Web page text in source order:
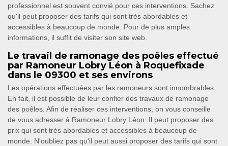
professionnel est souvent convié pour ces interventions. Sachez
qu'il peut proposer des tarifs qui sont très abordables et
accessibles à beaucoup de monde. Pour de plus amples
informations, il suffit de visiter son site web.
Le travail de ramonage des poêles effectué
par Ramoneur Lobry Léon à Roquefixade
dans le 09300 et ses environs
Les opérations effectuées par les ramoneurs sont innombrables.
En fait, il est possible de leur confier des travaux de ramonage
des poêles. Afin de réaliser ces interventions, on vous conseille
de vous adresser à Ramoneur Lobry Léon. Il peut proposer des
prix qui sont très abordables et accessibles à beaucoup de
monde. N'oubliez pas qu'il peut aussi proposer des tarifs qui sont